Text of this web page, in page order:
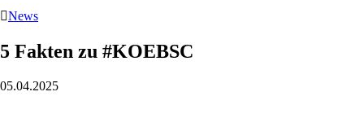
News
5 Fakten zu #KOEBSC
05.04.2025